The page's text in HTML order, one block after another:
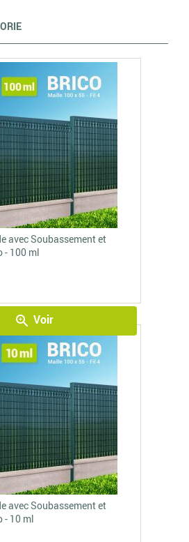
avec Soubassement et
- 100 ml
zoom_in Voir
avec Soubassement et
- 10 ml